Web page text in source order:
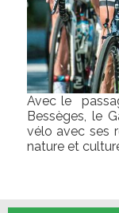
Avec le
Bessèges, le
vélo avec ses
nature et